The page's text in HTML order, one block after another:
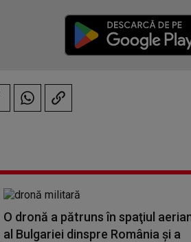
O dronă a pătruns în spaţiul
al Bulgariei dinspre România și a